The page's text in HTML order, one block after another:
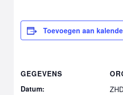
Toevoegen aan
GEGEVENS
Datum: